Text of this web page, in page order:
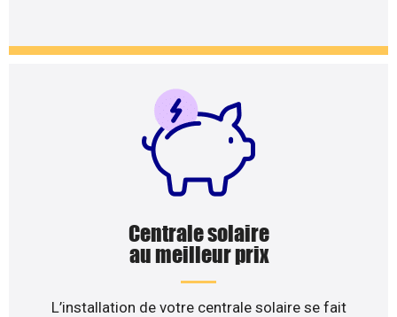
Centrale solaire
au meilleur prix
L’installation de votre centrale solaire se fait